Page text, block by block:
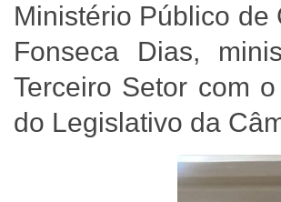
Ministério Público de
Fonseca Dias,
Terceiro Setor com
do Legislativo da